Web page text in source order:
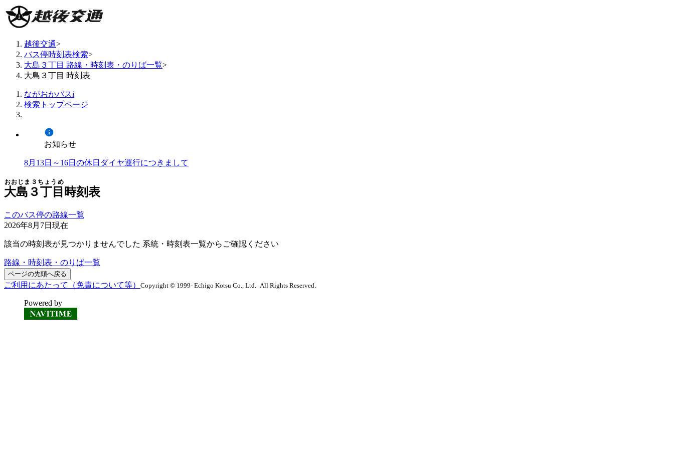
越後交通>
バス停時刻表検索>
大島３丁目 路線・時刻表・のりば一覧>
大島３丁目 時刻表
ながおかバスi
検索トップページ
お知らせ
8月13日～16日の休日ダイヤ運行につきまして
大島３丁目
おおじま３ちょうめ
時刻表
このバス停の路線一覧
2026年8月7日 現在
該当の時刻表が見つかりませんでした 系統・時刻表一覧からご確認ください
路線・時刻表・のりば一覧
ページの先頭へ戻る
ご利用にあたって（免責について等） Copyright © 1999- Echigo Kotsu Co., Ltd. All Rights Reserved.
Powered by